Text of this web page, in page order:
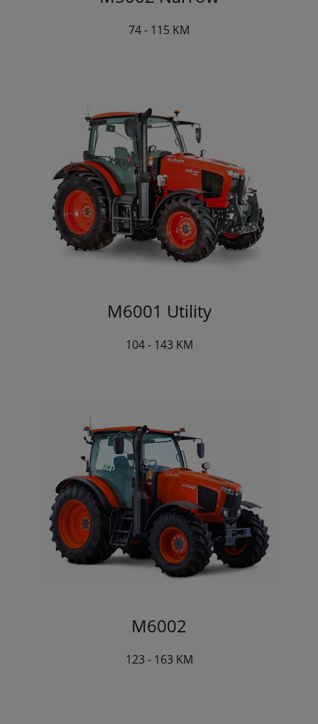
74 - 115 KM
M6001 Utility
104 - 143 KM
M6002
123 - 163 KM